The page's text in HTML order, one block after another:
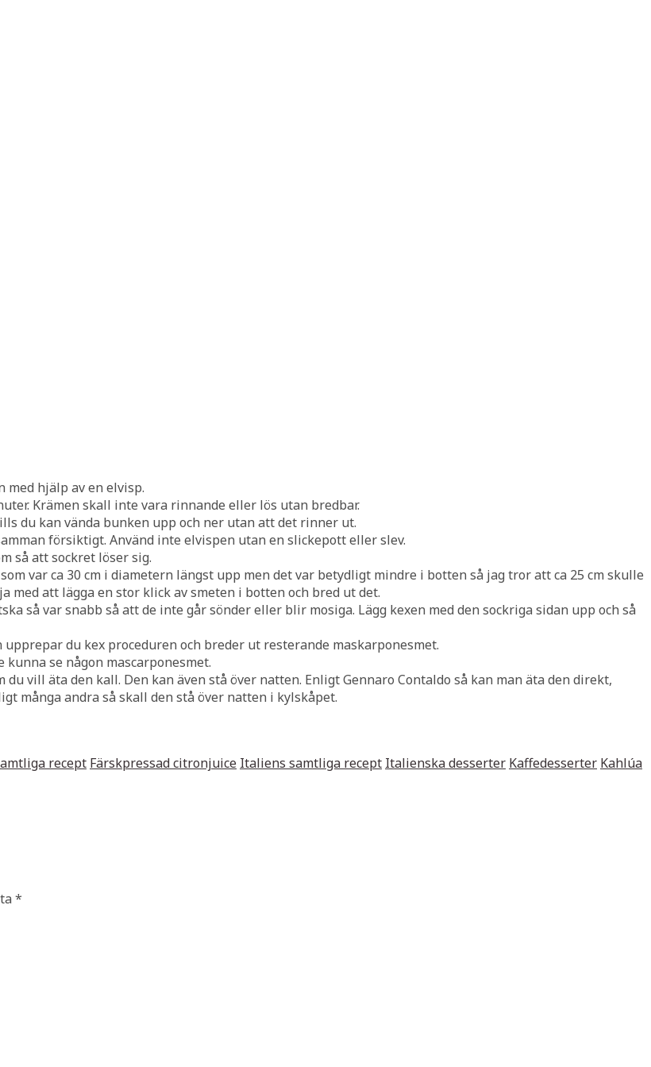
med hjälp av en elvisp.
Krämen skall inte vara rinnande eller lös utan bredbar.
du kan vända bunken upp och ner utan att det rinner ut.
försiktigt. Använd inte elvispen utan en slickepott eller slev.
så att sockret löser sig.
var ca 30 cm i diametern längst upp men det var betydligt mindre i botten så jag tror att ca 25 cm skulle
att lägga en stor klick av smeten i botten och bred ut det.
så var snabb så att de inte går sönder eller blir mosiga. Lägg kexen med den sockriga sidan upp och så
du kex proceduren och breder ut resterande maskarponesmet.
se någon mascarponesmet.
vill äta den kall. Den kan även stå över natten. Enligt Gennaro Contaldo så kan man äta den direkt,
många andra så skall den stå över natten i kylskåpet.
recept Färskpressad citronjuice Italiens samtliga recept Italienska desserter Kaffedesserter Kahlúa
*